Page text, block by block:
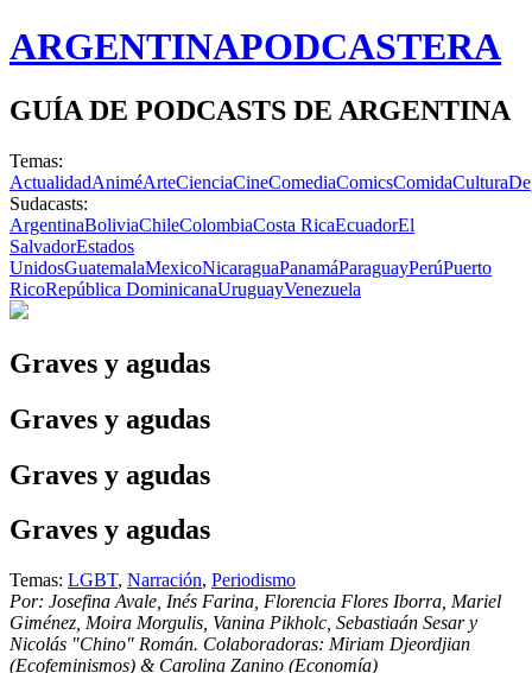
ARGENTINAPODCASTERA
GUÍA DE PODCASTS DE ARGENTINA
Temas:
ActualidadAniméArteCienciaCineComediaComicsComidaCultura
Sudacasts:
ArgentinaBoliviaChileColombiaCosta RicaEcuadorEl
SalvadorEstados
UnidosGuatemalaMexicoNicaraguaPanamáParaguayPerúPuerto
RicoRepública DominicanaUruguayVenezuela
Graves y agudas
Graves y agudas
Graves y agudas
Graves y agudas
Temas: LGBT, Narración, Periodismo
Por: Josefina Avale, Inés Farina, Florencia Flores Iborra, Mariel
Giménez, Moira Morgulis, Vanina Pikholc, Sebastiaán Sesar y
Nicolás "Chino" Román. Colaboradoras: Miriam Djeordjian
(Ecofeminismos) & Carolina Zanino (Economía)